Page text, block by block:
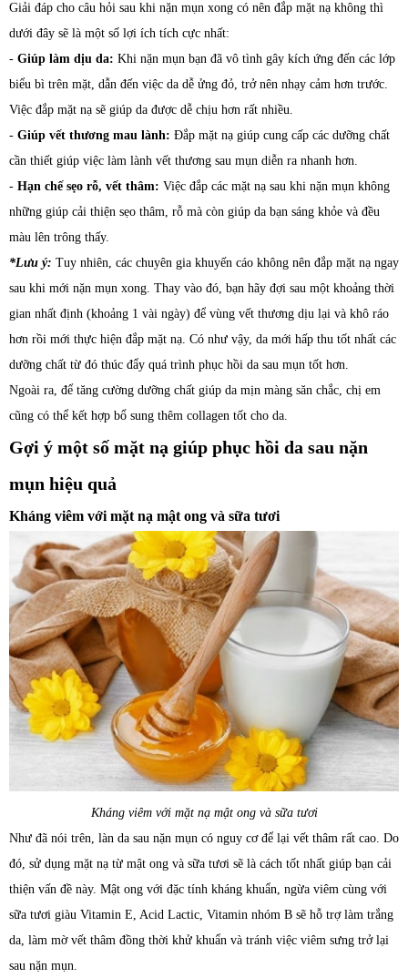
Giải đáp cho câu hỏi sau khi nặn mụn xong có nên đắp mặt nạ không thì
dưới đây sẽ là một số lợi ích tích cực nhất:
- Giúp làm dịu da: Khi nặn mụn bạn đã vô tình gây kích ứng đến các lớp
biểu bì trên mặt, dẫn đến việc da dễ ửng đỏ, trở nên nhạy cảm hơn trước.
Việc đắp mặt nạ sẽ giúp da được dễ chịu hơn rất nhiều.
- Giúp vết thương mau lành: Đắp mặt nạ giúp cung cấp các dưỡng chất
cần thiết giúp việc làm lành vết thương sau mụn diễn ra nhanh hơn.
- Hạn chế sẹo rỗ, vết thâm: Việc đắp các mặt nạ sau khi nặn mụn không
những giúp cải thiện sẹo thâm, rỗ mà còn giúp da bạn sáng khỏe và đều
màu lên trông thấy.
*Lưu ý: Tuy nhiên, các chuyên gia khuyến cáo không nên đắp mặt nạ ngay
sau khi mới nặn mụn xong. Thay vào đó, bạn hãy đợi sau một khoảng thời
gian nhất định (khoảng 1 vài ngày) để vùng vết thương dịu lại và khô ráo
hơn rồi mới thực hiện đắp mặt nạ. Có như vậy, da mới hấp thu tốt nhất các
dưỡng chất từ đó thúc đẩy quá trình phục hồi da sau mụn tốt hơn.
Ngoài ra, để tăng cường dưỡng chất giúp da mịn màng săn chắc, chị em
cũng có thể kết hợp bổ sung thêm collagen tốt cho da.
Gợi ý một số mặt nạ giúp phục hồi da sau nặn
mụn hiệu quả
Kháng viêm với mặt nạ mật ong và sữa tươi
Kháng viêm với mặt nạ mật ong và sữa tươi
Như đã nói trên, làn da sau nặn mụn có nguy cơ để lại vết thâm rất cao. Do
đó, sử dụng mặt nạ từ mật ong và sữa tươi sẽ là cách tốt nhất giúp bạn cải
thiện vấn đề này. Mật ong với đặc tính kháng khuẩn, ngừa viêm cùng với
sữa tươi giàu Vitamin E, Acid Lactic, Vitamin nhóm B sẽ hỗ trợ làm trắng
da, làm mờ vết thâm đồng thời khử khuẩn và tránh việc viêm sưng trở lại
sau nặn mụn.